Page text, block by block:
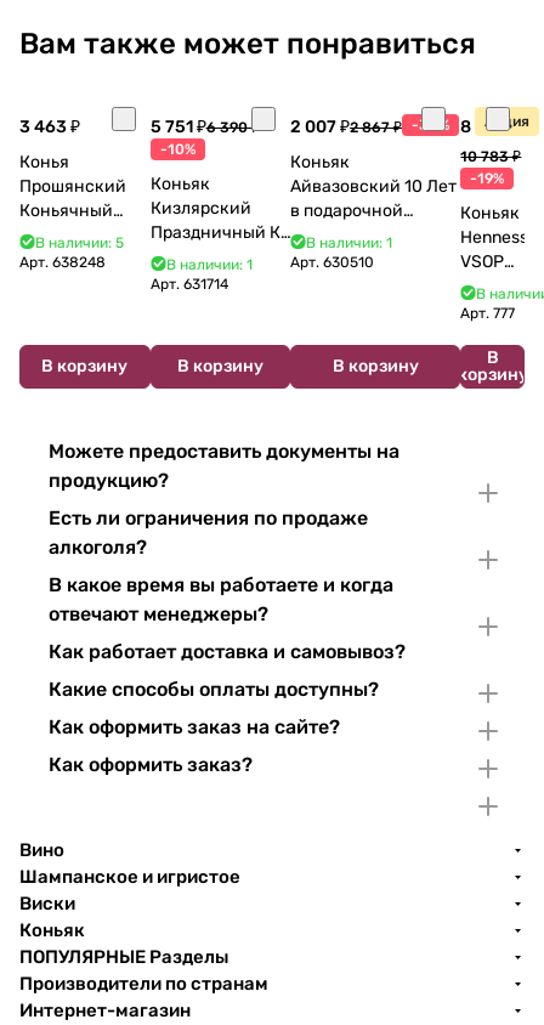
Вам также может понравиться
3 463 ₽
Конья
Прошянский
Коньячный
Завод Елочка 7
лет п/у 750 мл
В наличии: 5
Арт. 638248
В корзину
5 751 ₽6 390 ₽
-10%
Коньяк
Кизлярский
Праздничный КС
17 лет с мюзле в
тубе 500 мл
В наличии: 1
Арт. 631714
В корзину
2 007 ₽2 867 ₽ -30%
Коньяк
Айвазовский 10 Лет
в подарочной
упаковке (новый
В наличии: 1
Арт.630510
В корзину
Акция
8 770 ₽
10 783 ₽
-19%
Коньяк
Hennessy
VSOP
700 мл
В
Арт.777
В
корзину
Можете предоставить документы на
продукцию?
Есть ли ограничения по продаже
алкоголя?
В какое время вы работаете и когда
отвечают менеджеры?
Как работает доставка и самовывоз?
Какие способы оплаты доступны?
Как оформить заказ на сайте?
Как оформить заказ?
Вино
Шампанское и игристое
Виски
Коньяк
ПОПУЛЯРНЫЕ Разделы
Производители по странам
Интернет-магазин